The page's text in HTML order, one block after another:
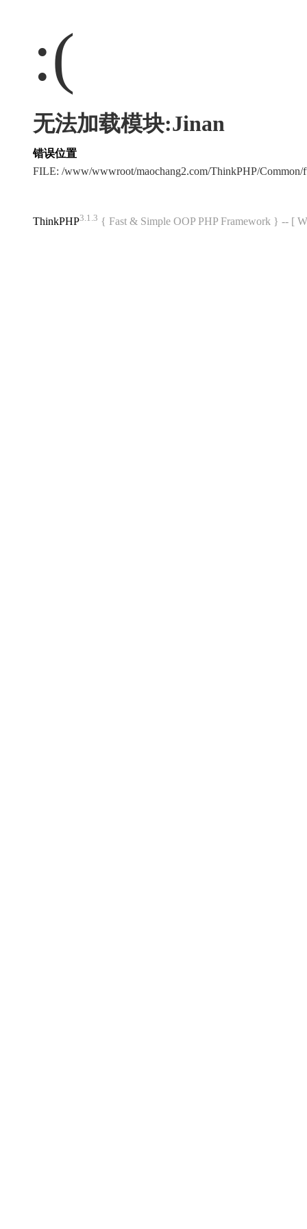
:(
无法加载模块:Jinan
错误位置
FILE: /www/wwwroot/maochang2.com/ThinkPHP/
ThinkPHP3.1.3 { Fast & Simple OOP PHP Framework } -- [